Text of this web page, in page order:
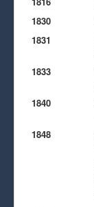
1830
1831
1833
1840
1848